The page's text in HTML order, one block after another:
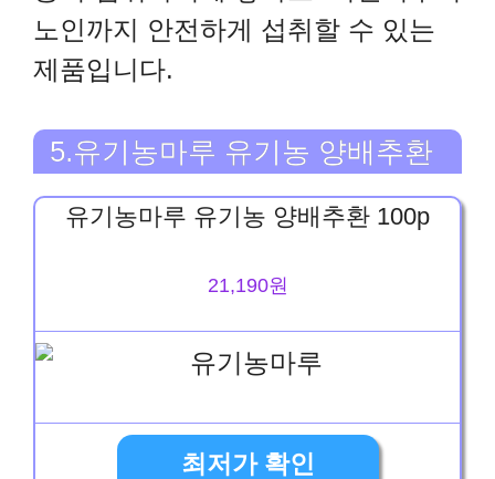
노인까지 안전하게 섭취할 수 있는
제품입니다.
5.유기농마루 유기농 양배추환
유기농마루 유기농 양배추환 100p
21,190원
최저가 확인